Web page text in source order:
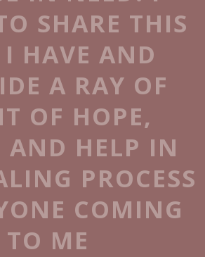
SHARE THIS
HAVE AND
A RAY OF
OF HOPE,
AND HELP IN
PROCESS
COMING
TO ME